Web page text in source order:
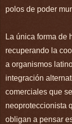
polos de poder
La única forma de
recuperando la
a organismos
integración
comerciales que
neoproteccionista
obligan a pensar